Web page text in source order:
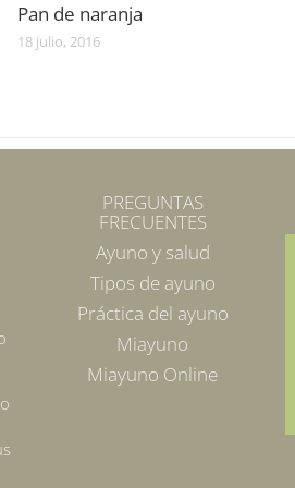
Pan de naranja
18 julio, 2016
PREGUNTAS
FRECUENTES
Ayuno y salud
Tipos de ayuno
Práctica del ayuno
Miayuno
Miayuno Online